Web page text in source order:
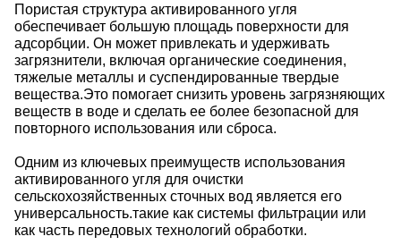
Пористая структура активированного угля
обеспечивает большую площадь поверхности для
адсорбции. Он может привлекать и удерживать
загрязнители, включая органические соединения,
тяжелые металлы и суспендированные твердые
вещества.Это помогает снизить уровень загрязняющих
веществ в воде и сделать ее более безопасной для
повторного использования или сброса.
Одним из ключевых преимуществ использования
активированного угля для очистки
сельскохозяйственных сточных вод является его
универсальность.такие как системы фильтрации или
как часть передовых технологий обработки.